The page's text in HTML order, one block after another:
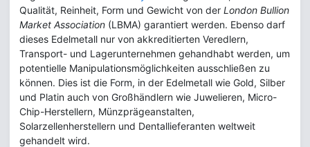
Qualität, Reinheit, Form und Gewicht von der London Bullion
Market Association (LBMA) garantiert werden. Ebenso darf
dieses Edelmetall nur von akkreditierten Veredlern,
Transport- und Lagerunternehmen gehandhabt werden, um
potentielle Manipulationsmöglichkeiten ausschließen zu
können. Dies ist die Form, in der Edelmetall wie Gold, Silber
und Platin auch von Großhändlern wie Juwelieren, Micro-
Chip-Herstellern, Münzprägeanstalten,
Solarzellenherstellern und Dentallieferanten weltweit
gehandelt wird.